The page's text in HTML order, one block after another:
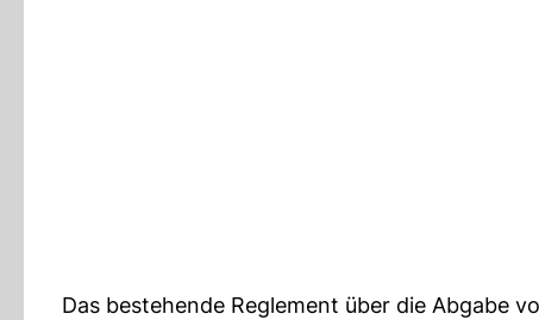
Das bestehende Reglement über die Abgabe